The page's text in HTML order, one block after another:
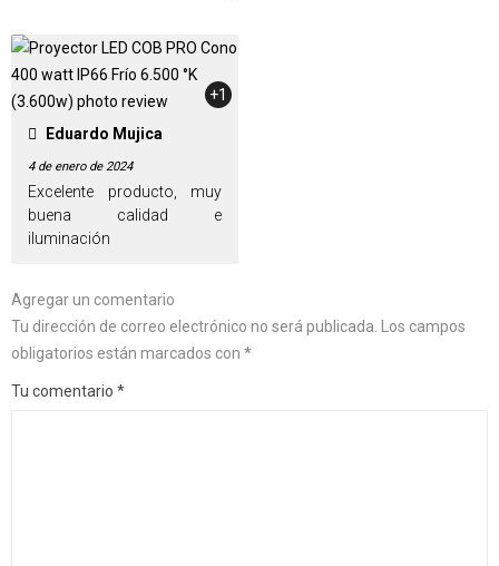
+1
Eduardo Mujica
4 de enero de 2024
Excelente producto, muy
buena calidad e
iluminación
Agregar un comentario
Tu dirección de correo electrónico no será publicada.
Los campos
obligatorios están marcados con *
Tu comentario *